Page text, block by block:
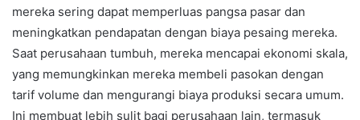
mereka sering dapat memperluas pangsa pasar dan
meningkatkan pendapatan dengan biaya pesaing mereka.
Saat perusahaan tumbuh, mereka mencapai ekonomi skala,
yang memungkinkan mereka membeli pasokan dengan
tarif volume dan mengurangi biaya produksi secara umum.
Ini membuat lebih sulit bagi perusahaan lain, termasuk